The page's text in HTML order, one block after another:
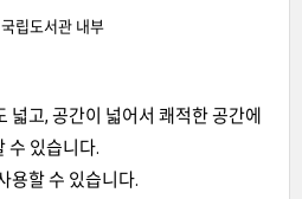
립도서관 내부
넓고, 공간이 넓어서 쾌적한 공간에
수 있습니다.
용할 수 있습니다.